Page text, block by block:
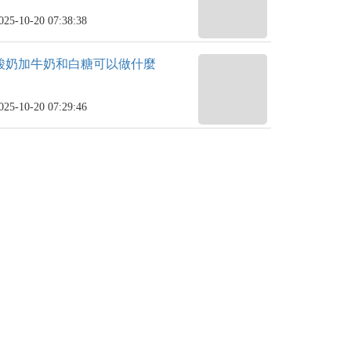
10-20 07:38:38
奶加牛奶和白糖可以做什麼
10-20 07:29:46